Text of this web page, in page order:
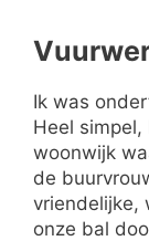
Ik was
Heel
woonwijk
de
vriendelijke,
onze bal